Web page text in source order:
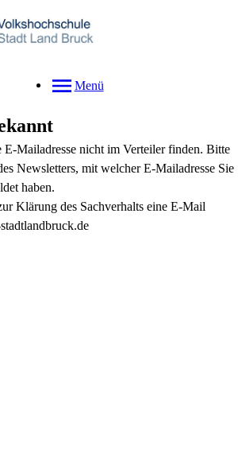
Menü
Mailadresse nicht im Verteiler finden. Bitte
Newsletters, mit welcher E-Mailadresse Sie
haben.
Klärung des Sachverhalts eine E-Mail